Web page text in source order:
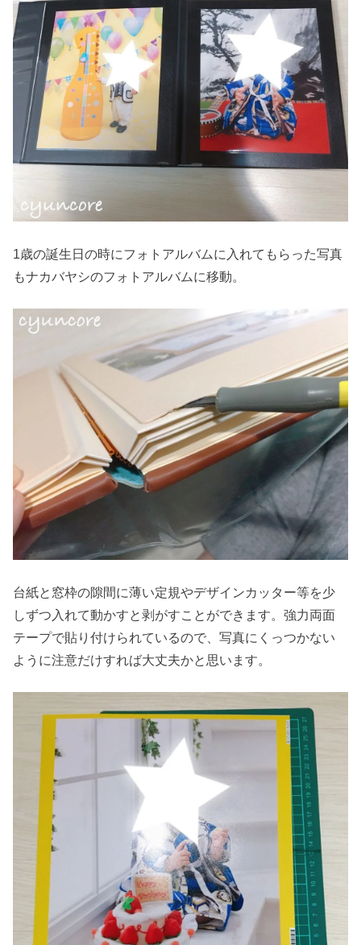
1歳の誕生日の時にフォトアルバムに入れてもらった写真
もナカバヤシのフォトアルバムに移動。
台紙と窓枠の隙間に薄い定規やデザインカッター等を少
しずつ入れて動かすと剥がすことができます。強力両面
テープで貼り付けられているので、写真にくっつかない
ように注意だけすれば大丈夫かと思います。